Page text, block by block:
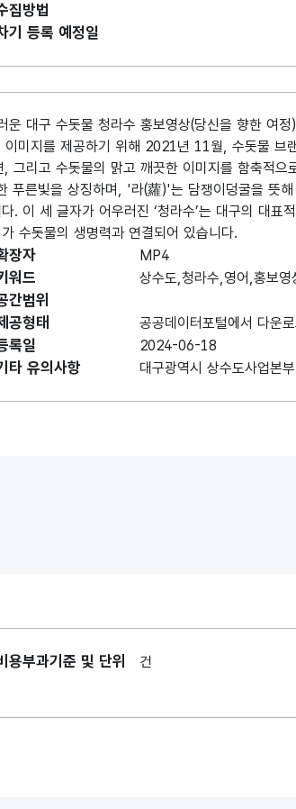
집방법
기 등록 예정일
대구 수돗물 청라수 홍보영상(당신을 향한 여정
미지를 제공하기 위해 2021년 11월, 수돗물 브
그리고 수돗물의 맑고 깨끗한 이미지를 함축적으
푸른빛을 상징하며, '라(蘿)'는 담쟁이덩굴을 뜻
. 이 세 글자가 어우러진 ‘청라수’는 대구의 대표
수돗물의 생명력과 연결되어 있습니다.
장자 MP4
워드 상수도,청라수,영어,홍보영
간범위
공형태 공공데이터포털에서 다운
록일 2024-06-18
타 유의사항 대구광역시 상수도사업본
용부과기준 및 단위 건